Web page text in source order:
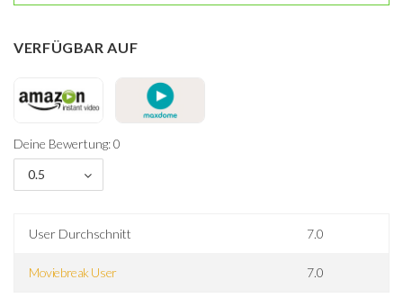
VERFÜGBAR AUF
Deine Bewertung: 0
0.5
User Durchschnitt 7.0
Moviebreak User 7.0